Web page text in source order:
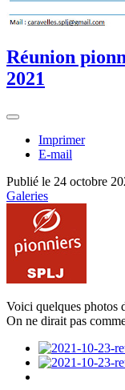
Réunion
2021
Imprimer
E-mail
Publié le 24 octobre
Galeries
Voici quelques photos
On ne dirait pas